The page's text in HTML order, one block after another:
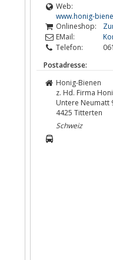
Web:
www.honig-
Onlineshop:
EMail:
Telefon:
Postadresse:
Honig-Bienen
z. Hd. Firma
Untere Neumatt
4425 Titterten
Schweiz